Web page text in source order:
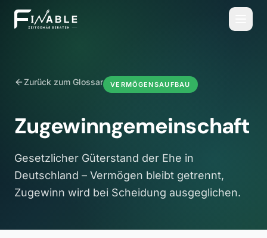
Zurück zum Glossar VERMÖGENSAUFBAU
Zugewinngemeinschaft
Gesetzlicher Güterstand der Ehe in
Deutschland – Vermögen bleibt getrennt,
Zugewinn wird bei Scheidung ausgeglichen.